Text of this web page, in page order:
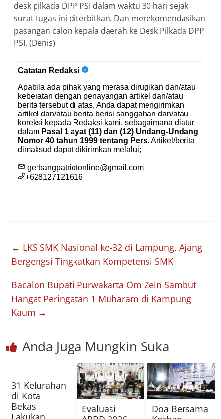
desk pilkada DPP PSI dalam waktu 30 hari sejak
surat tugas ini diterbitkan. Dan merekomendasikan
pasangan calon kepala daerah ke Desk Pilkada DPP
PSI. (Denis)
← LKS SMK Nasional ke-32 di Lampung, Ajang
Bergengsi Tingkatkan Kompetensi SMK
Bacalon Bupati Purwakarta Om Zein Sambut
Hangat Peringatan 1 Muharam di Kampung
Kaum →
Anda Juga Mungkin Suka
31 Kelurahan
di Kota
Bekasi
Lakukan
Evaluasi
Doa Bersama